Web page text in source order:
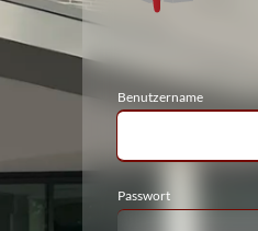
Benutzername
Passwort